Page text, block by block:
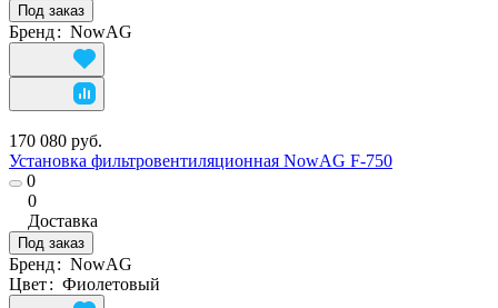
Под заказ
Бренд: NowAG
170 080 руб.
Установка фильтровентиляционная NowAG F-750
0
0
Доставка
Под заказ
Бренд: NowAG
Цвет: Фиолетовый